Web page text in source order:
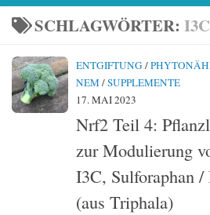
SCHLAGWÖRTER: I3C
ENTGIFTUNG /
NEM /SUPPLEMENTE
17. MAI 2023
Nrf2 Teil 4:
zur Modulierung
I3C, Sulforaphan
(aus Triphala)